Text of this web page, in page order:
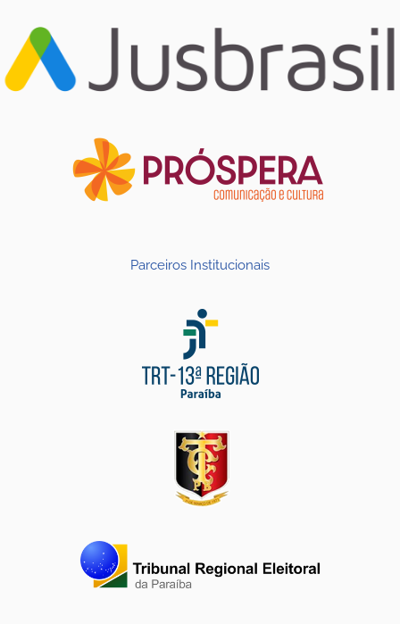
Parceiros Institucionais